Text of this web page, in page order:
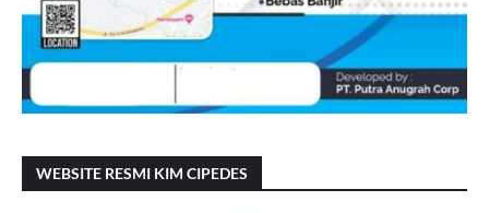
WEBSITE RESMI KIM CIPEDES